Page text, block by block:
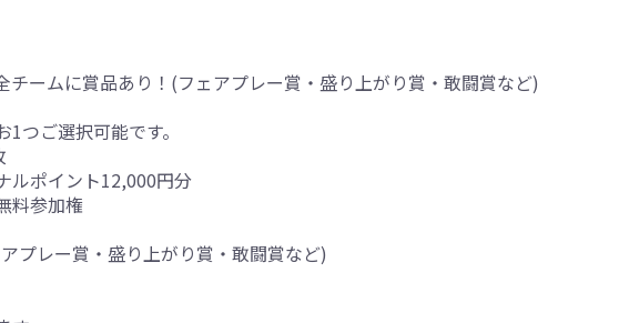
ームに賞品あり！(フェアプレー賞・盛り上がり賞・敢闘賞など)
ご選択可能です。
ルポイント12,000円分
料参加権
プレー賞・盛り上がり賞・敢闘賞など)